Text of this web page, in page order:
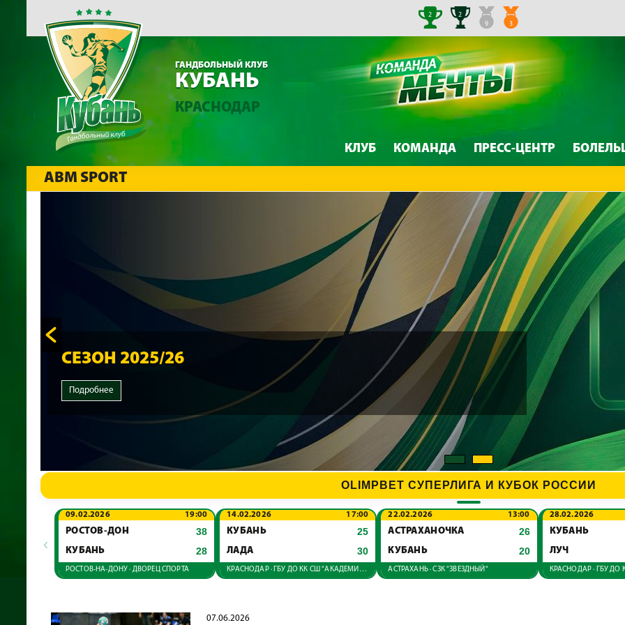
2
2
9
3
ГАНДБОЛЬНЫЙ КЛУБ
КУБАНЬ
КРАСНОДАР
КЛУБ КОМАНДА ПРЕСС-ЦЕНТР
ABM SPORT
СЕЗОН 2025/26
Подробнее
OLIMPBET СУПЕРЛИГА И КУБОК РОССИИ
‹
09.02.2026 19:00
РОСТОВ-ДОН 38
КУБАНЬ 28
РОСТОВ-НА-ДОНУ · ДВОРЕЦ СПОРТА
14.02.2026 17:00
КУБАНЬ 25
ЛАДА 30
КРАСНОДАР · ГБУ ДО КК СШ "АКАДЕМИЯ ГАНДБОЛА"
22.02.2026 13:00
АСТРАХАНОЧКА 26
КУБАНЬ 20
АСТРАХАНЬ · СЗК "ЗВЕЗДНЫЙ"
28.02.2026
КУБАНЬ
ЛУЧ
07.06.2026